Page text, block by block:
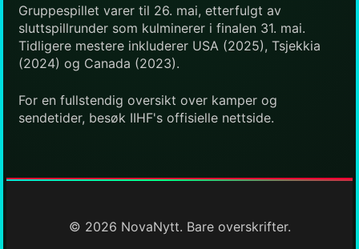
Gruppespillet varer til 26. mai, etterfulgt av
sluttspillrunder som kulminerer i finalen 31. mai.
Tidligere mestere inkluderer USA (2025), Tsjekkia
(2024) og Canada (2023).
For en fullstendig oversikt over kamper og
sendetider, besøk IIHF's offisielle nettside.
© 2026 NovaNytt. Bare overskrifter.